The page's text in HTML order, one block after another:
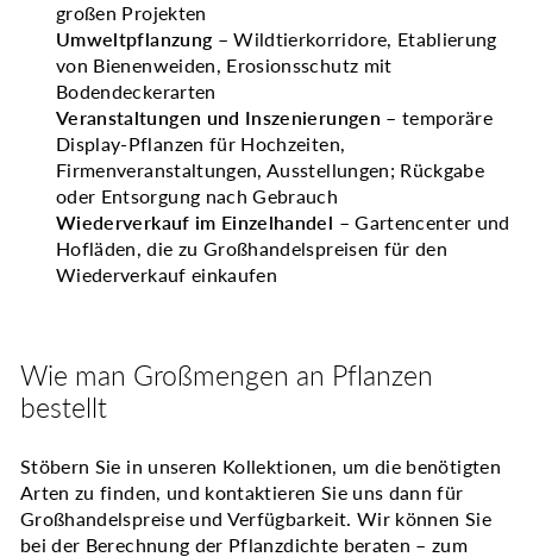
großen Projekten
Umweltpflanzung – Wildtierkorridore, Etablierung
von Bienenweiden, Erosionsschutz mit
Bodendeckerarten
Veranstaltungen und Inszenierungen – temporäre
Display-Pflanzen für Hochzeiten,
Firmenveranstaltungen, Ausstellungen; Rückgabe
oder Entsorgung nach Gebrauch
Wiederverkauf im Einzelhandel – Gartencenter und
Hofläden, die zu Großhandelspreisen für den
Wiederverkauf einkaufen
Wie man Großmengen an Pflanzen
bestellt
Stöbern Sie in unseren Kollektionen, um die benötigten
Arten zu finden, und kontaktieren Sie uns dann für
Großhandelspreise und Verfügbarkeit. Wir können Sie
bei der Berechnung der Pflanzdichte beraten – zum